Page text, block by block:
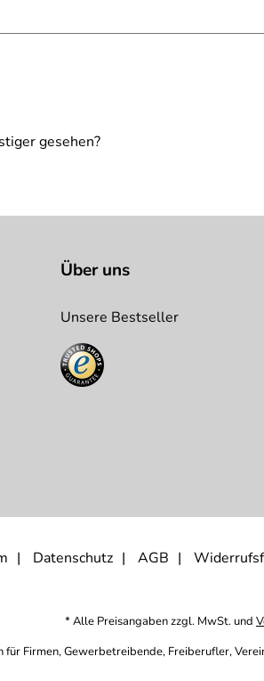
gesehen?
Über uns
Unsere Bestseller
Datenschutz AGB
* Alle Preisangaben zzgl. MwSt. und
für Firmen, Gewerbetreibende, Freiberufler,